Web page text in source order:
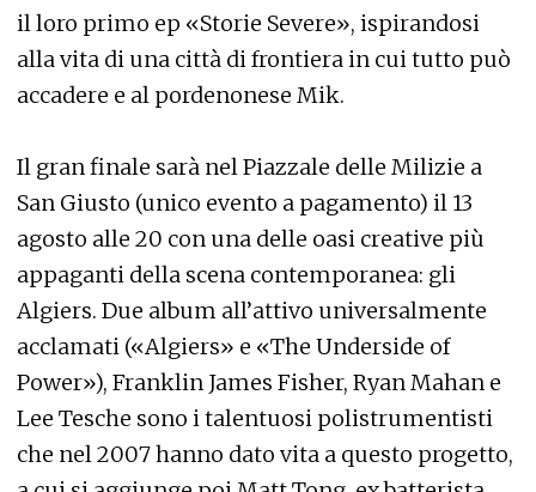
il loro primo ep «Storie Severe», ispirandosi
alla vita di una città di frontiera in cui tutto può
accadere e al pordenonese Mik.
Il gran finale sarà nel Piazzale delle Milizie a
San Giusto (unico evento a pagamento) il 13
agosto alle 20 con una delle oasi creative più
appaganti della scena contemporanea: gli
Algiers. Due album all’attivo universalmente
acclamati («Algiers» e «The Underside of
Power»), Franklin James Fisher, Ryan Mahan e
Lee Tesche sono i talentuosi polistrumentisti
che nel 2007 hanno dato vita a questo progetto,